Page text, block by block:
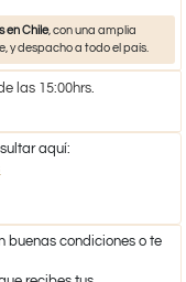
en Chile, con una amplia
y despacho a todo el país.
las 15:00hrs.
aquí:
buenas condiciones o te